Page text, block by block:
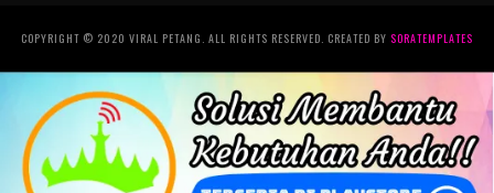
COPYRIGHT © 2020 VIRAL PETANG. ALL RIGHTS RESERVED. CREATED BY SORATEMPLATES